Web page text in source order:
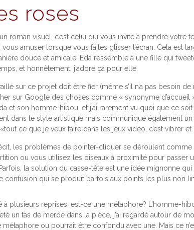
roses
roman visuel, c’est celui qui vous invite à prendre
vous amuser lorsque vous faites glisser l’écran. Cela est
douce et amicale. Eda ressemble à une fille qui
et honnêtement, j’adore ça pour elle.
sur ce projet doit être fier (même s’il n’a pas besoin
sur Google des choses comme « synonyme
et son homme-hibou, et j’ai rarement vu quoi que ce
dans le style artistique mais communique également
ce que je veux faire dans les jeux vidéo, c’est vibrer
les problèmes de pointer-cliquer se déroulent comme
ou vous utilisez les oiseaux à proximité pour passer
la solution du casse-tête est une idée mignonne
confusion qui se produit parfois aux points les plus non
à plusieurs reprises: est-ce une métaphore? L’homme-
un tas de merde dans la pièce, j’ai regardé autour de
métaphore ou pourrait être confondu avec une. Mais ce